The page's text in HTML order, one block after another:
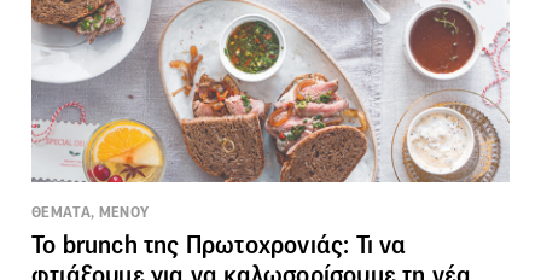
ΘΕΜΑΤΑ, ΜΕΝΟΥ
To brunch της Πρωτοχρονιάς: Τι να